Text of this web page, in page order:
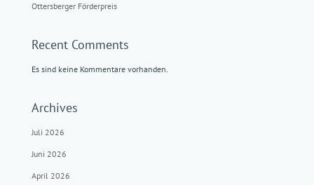
Ottersberger Förderpreis
Recent Comments
Es sind keine Kommentare vorhanden.
Archives
Juli 2026
Juni 2026
April 2026